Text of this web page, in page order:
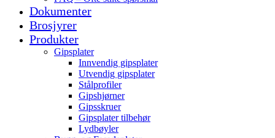
Dokumenter
Brosjyrer
Produkter
Gipsplater
Innvendig gipsplater
Utvendig gipsplater
Stålprofiler
Gipshjørner
Gipsskruer
Gipsplater tilbehør
Lydbøyler